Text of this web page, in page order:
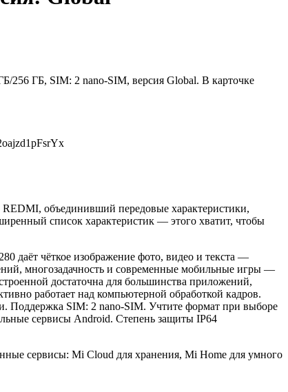
256 ГБ, SIM: 2 nano-SIM, версия Global. В карточке
объединивший передовые характеристики,
список характеристик — этого хватит, чтобы
даёт чёткое изображение фото, видео и текста —
многозадачность и современные мобильные игры —
достаточна для большинства приложений,
работает над компьютерной обработкой кадров.
Поддержка SIM: 2 nano-SIM. Учтите формат при выборе
сервисы Android. Степень защиты IP64
сервисы: Mi Cloud для хранения, Mi Home для умного